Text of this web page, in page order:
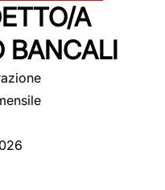
A
BANCALI